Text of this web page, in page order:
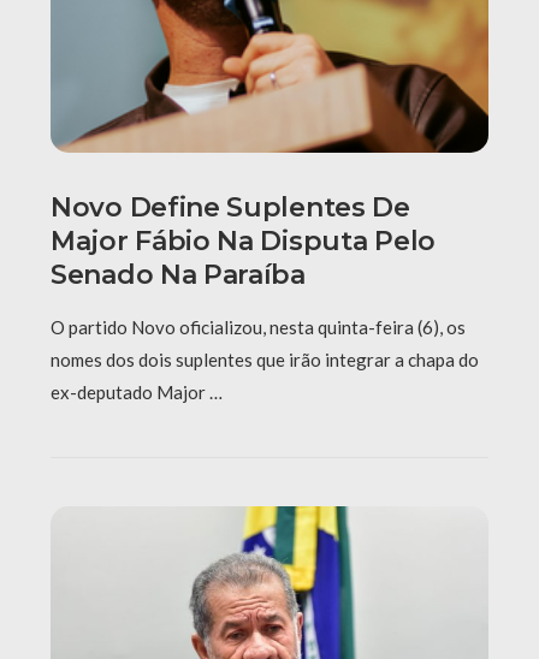
Novo Define Suplentes De
Major Fábio Na Disputa Pelo
Senado Na Paraíba
O partido Novo oficializou, nesta quinta-feira (6), os
nomes dos dois suplentes que irão integrar a chapa do
ex-deputado Major …